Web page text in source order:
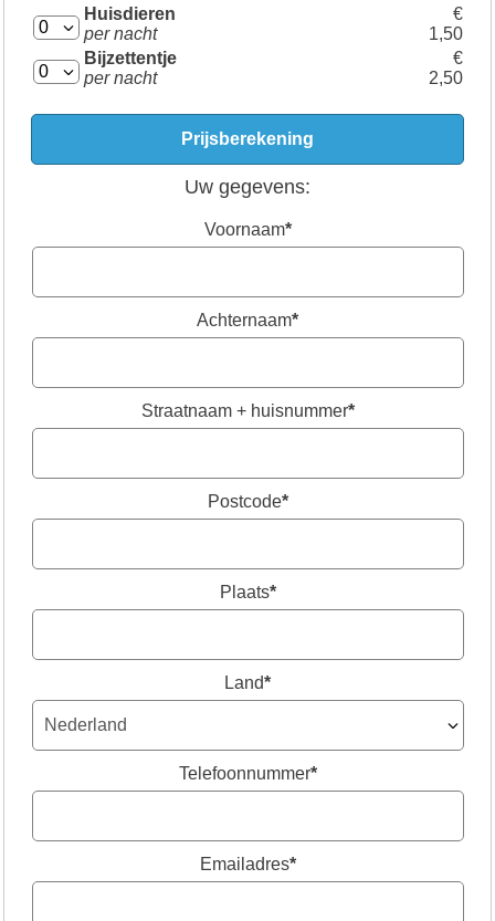
Huisdieren
per nacht
€
1,50
Bijzettentje
per nacht
€
2,50
Uw gegevens:
Voornaam*
Achternaam*
Straatnaam + huisnummer*
Postcode*
Plaats*
Land*
Telefoonnummer*
Emailadres*